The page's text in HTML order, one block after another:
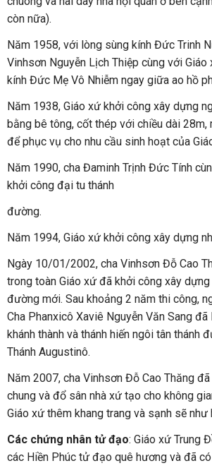
còn nữa).
Năm 1958, với lòng sùng kính Đức Trinh
Vinhsơn Nguyễn Lịch Thiệp cùng với
kính Đức Mẹ Vô Nhiễm ngay giữa ao hồ
Năm 1938, Giáo xứ khởi công xây dựng
bằng bê tông, cốt thép với chiều dài 28m,
để phục vụ cho nhu cầu sinh hoạt của
Năm 1990, cha Đaminh Trịnh Đức Tính
khởi công đại tu thánh
đường.
Năm 1994, Giáo xứ khởi công xây dựng
Ngày 10/01/2002, cha Vinhsơn Đỗ Cao
trong toàn Giáo xứ đã khởi công xây
đường mới. Sau khoảng 2 năm thi công,
Cha Phanxicô Xaviê Nguyễn Văn Sang
khánh thành và thánh hiến ngôi tân thánh
Thánh Augustinô.
Năm 2007, cha Vinhsơn Đỗ Cao Thăng
chung và đổ sân nhà xứ tạo cho không
Giáo xứ thêm khang trang và sạnh sẽ như
Các chứng nhân tử đạo: Giáo xứ Trung
các Hiền Phúc tử đạo quê hương và đã